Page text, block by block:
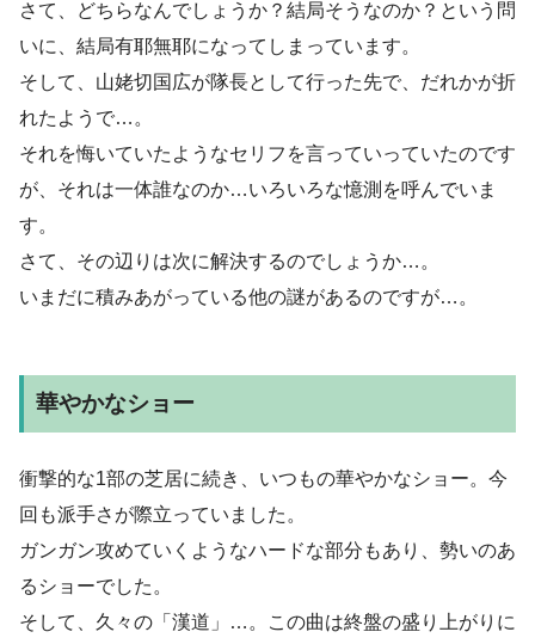
さて、どちらなんでしょうか？結局そうなのか？という問
いに、結局有耶無耶になってしまっています。
そして、山姥切国広が隊長として行った先で、だれかが折
れたようで…。
それを悔いていたようなセリフを言っていっていたのです
が、それは一体誰なのか…いろいろな憶測を呼んでいま
す。
さて、その辺りは次に解決するのでしょうか…。
いまだに積みあがっている他の謎があるのですが…。
華やかなショー
衝撃的な1部の芝居に続き、いつもの華やかなショー。今
回も派手さが際立っていました。
ガンガン攻めていくようなハードな部分もあり、勢いのあ
るショーでした。
そして、久々の「漢道」…。この曲は終盤の盛り上がりに